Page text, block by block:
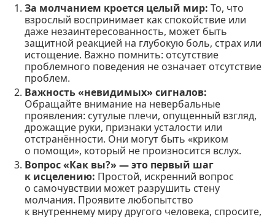
За молчанием кроется целый мир: То, что
взрослый воспринимает как спокойствие или
даже незаинтересованность, может быть
защитной реакцией на глубокую боль, страх или
истощение. Важно помнить: отсутствие
проблемного поведения не означает отсутствие
проблем.
Важность «невидимых» сигналов:
Обращайте внимание на невербальные
проявления: сутулые плечи, опущенный взгляд,
дрожащие руки, признаки усталости или
отстранённости. Они могут быть «криком
о помощи», который не произносится вслух.
Вопрос «Как вы?» — это первый шаг
к исцелению: Простой, искренний вопрос
о самочувствии может разрушить стену
молчания. Проявите любопытство
к внутреннему миру другого человека, спросите,